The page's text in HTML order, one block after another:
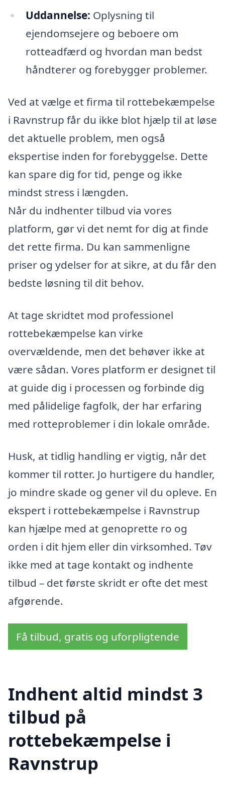
Uddannelse: Oplysning til
ejendomsejere og beboere om
rotteadfærd og hvordan man bedst
håndterer og forebygger problemer.
Ved at vælge et firma til rottebekæmpelse
i Ravnstrup får du ikke blot hjælp til at løse
det aktuelle problem, men også
ekspertise inden for forebyggelse. Dette
kan spare dig for tid, penge og ikke
mindst stress i længden.
Når du indhenter tilbud via vores
platform, gør vi det nemt for dig at finde
det rette firma. Du kan sammenligne
priser og ydelser for at sikre, at du får den
bedste løsning til dit behov.
At tage skridtet mod professionel
rottebekæmpelse kan virke
overvældende, men det behøver ikke at
være sådan. Vores platform er designet til
at guide dig i processen og forbinde dig
med pålidelige fagfolk, der har erfaring
med rotteproblemer i din lokale område.
Husk, at tidlig handling er vigtig, når det
kommer til rotter. Jo hurtigere du handler,
jo mindre skade og gener vil du opleve. En
ekspert i rottebekæmpelse i Ravnstrup
kan hjælpe med at genoprette ro og
orden i dit hjem eller din virksomhed. Tøv
ikke med at tage kontakt og indhente
tilbud – det første skridt er ofte det mest
afgørende.
Få tilbud, gratis og uforpligtende
Indhent altid mindst 3
tilbud på
rottebekæmpelse i
Ravnstrup